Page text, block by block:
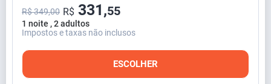
1 noite , 2 adultos
R$ 349,00 R$ 331,55
Impostos e taxas não inclusos
ESCOLHER